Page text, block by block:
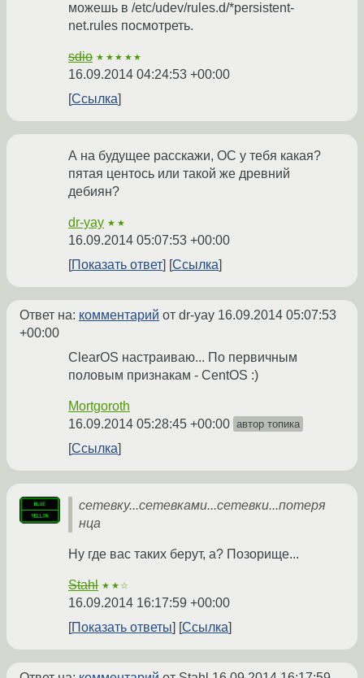
можешь в /etc/udev/rules.d/*persistent-
net.rules посмотреть.
sdio ★★★★★
16.09.2014 04:24:53 +00:00
Ссылка
А на будущее расскажи, ОС у тебя какая?
пятая центось или такой же древний
дебиян?
dr-yay ★★
16.09.2014 05:07:53 +00:00
Показать ответ
Ссылка
Ответ на: комментарий от dr-yay 16.09.2014 05:07:53
+00:00
ClearOS настраиваю... По первичным
половым признакам - CentOS :)
Mortgoroth
16.09.2014 05:28:45 +00:00 автор топика
Ссылка
сетевку...сетевками...сетевки...потеря
нца
Ну где вас таких берут, а? Позорище...
Stahl ★★☆
16.09.2014 16:17:59 +00:00
Показать ответы
Ссылка